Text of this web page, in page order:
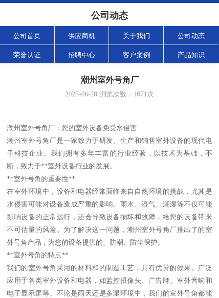
公司动态
公司首页 供应商机 关于我们 公司动态
荣誉认证 招聘中心 客户案例 产品知识
潮州室外号角厂
2025-06-28 浏览次数： 1071次
潮州室外号角厂：您的室外设备免受水侵害
潮州室外号角厂是一家致力于研发、生产和销售室外设备的现代电
子科技企业。我们拥有多年丰富的行业经验，以技术为基础，不
断，致力于**室外设备行业的发展。
**室外号角的重要性**
在室外环境中，设备和电器经常面临来自自然环境的挑战，尤其是
水侵害可能对设备造成严重的影响。雨水、湿气、潮湿等不仅可能
影响设备的正常运行，还会导致设备损坏和故障，给您的设备带来
不可估量的风险。为了解决这一问题，潮州室外号角厂推出了的室
外号角产品，为您的设备提供的、防潮、防尘保护。
**室外号角的特点**
我们的室外号角采用的材料和的制造工艺，具有优异的效果。广泛
应用于各类室外设备和电器，如监控摄像头、广告牌、室外音响和
电子显示屏等。不论是雨天还是多湿环境中，我们的室外号角都能